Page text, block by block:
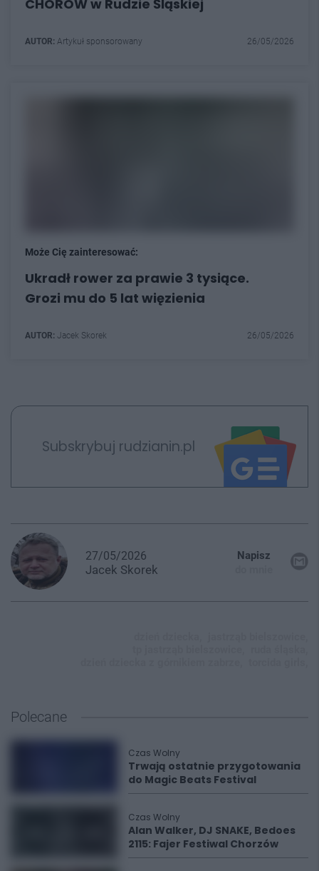
CHÓRÓW w Rudzie Śląskiej
AUTOR: Artykuł sponsorowany 26/05/2026
Może Cię zainteresować:
Ukradł rower za prawie 3 tysiące.
Grozi mu do 5 lat więzienia
AUTOR: Jacek Skorek 26/05/2026
Subskrybuj rudzianin.pl
27/05/2026
Jacek Skorek
Napisz
Polecane
Czas Wolny
Trwają ostatnie przygotowania
do Magic Beats Festival
Czas Wolny
Alan Walker, DJ SNAKE, Bedoes
2115: Fajer Festiwal Chorzów